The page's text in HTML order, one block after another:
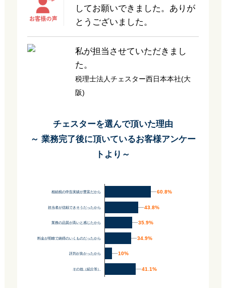
してお願いできました。ありが
とうございました。
私が担当させていただきまし
た。
税理士法人チェスター西日本本社(大
阪)
チェスターを選んで頂いた理由
～ 業務完了後に頂いているお客様アンケー
トより～
相続税の申告実績が豊富だから
担当者が信頼できそうだったから
業務の品質が高いと感じたから
料金が明瞭で納得のいくものだったから
評判が良かったから
その他（紹介等）
60.8%
60.8%
43.8%
43.8%
35.9%
35.9%
34.9%
34.9%
10%
10%
41.1%
41.1%